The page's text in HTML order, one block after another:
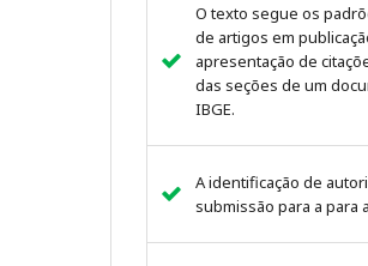
O texto segue os
de artigos em
apresentação de
das seções de um
IBGE.
A identificação de
submissão para a para